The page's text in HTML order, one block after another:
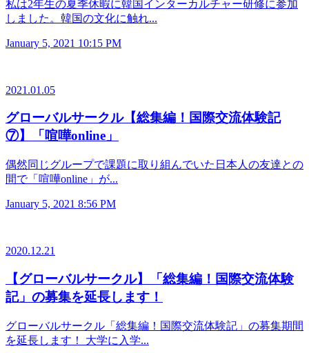
私は2年生の夏季休暇に韓国インターカルチャー研修に参加
しました。韓国の文化に触れ...
January 5, 2021 10:15 PM
2021.01.05
グローバルサークル【総集編！国際交流体験記
⑦】「喧嘩online」
偶然同じグループで課題に取り組んでいた日本人の友達との
間で「喧嘩online」が...
January 5, 2021 8:56 PM
2020.12.21
【グローバルサークル】「総集編！国際交流体験
記」の募集を延長します！
グローバルサークル「総集編！国際交流体験記」の募集期間
を延長します！ 大学に入学...